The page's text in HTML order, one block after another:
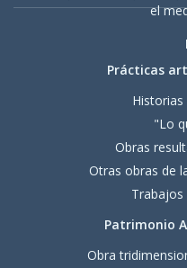
el
Prácticas
"Lo
Obras
Otras obras de
Trabajos
Patrimonio
Obra